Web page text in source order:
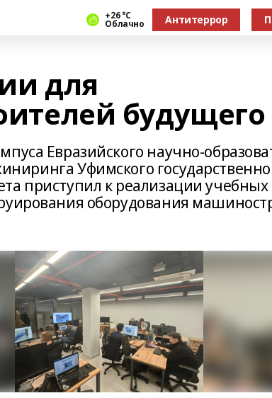
+26 °С
Облачно Антитеррор
для
будущего
Евразийского научно-
Уфимского
приступил к реализации
оборудования